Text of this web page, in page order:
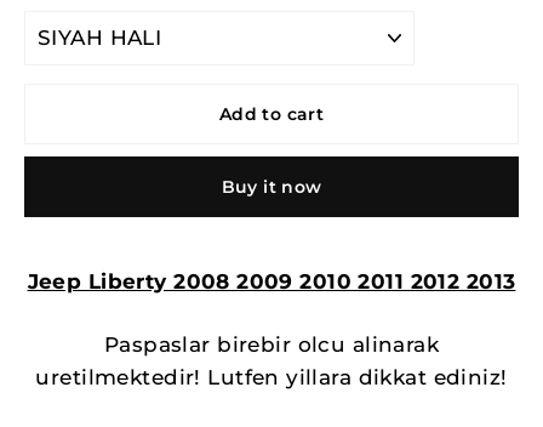
Add to cart
Buy it now
Jeep Liberty 2008 2009 2010 2011 2012 2013
Paspaslar birebir olcu alinarak
uretilmektedir! Lutfen yillara dikkat ediniz!